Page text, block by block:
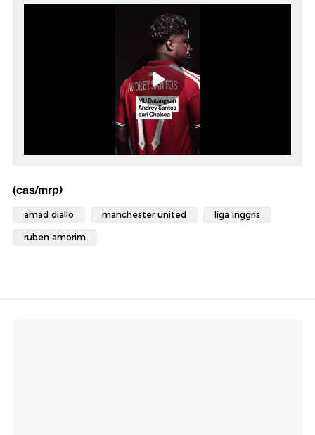
(cas/mrp)
amad diallo manchester united liga inggris
ruben amorim